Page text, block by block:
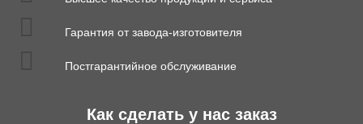
Гарантия от завода-изготовителя
Постгарантийное обслуживание
Как сделать у нас заказ